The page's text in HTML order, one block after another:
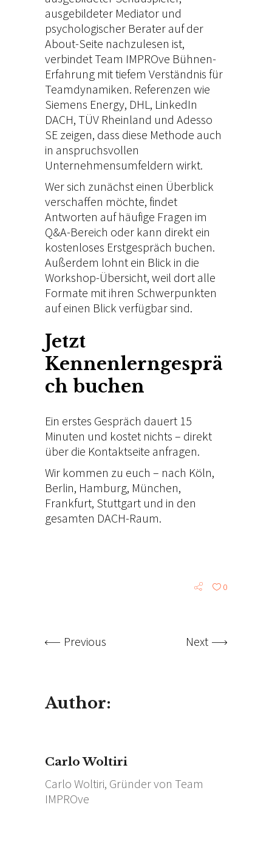
ausgebildeter Mediator und
psychologischer Berater auf der
About-Seite nachzulesen ist,
verbindet Team IMPROve Bühnen-
Erfahrung mit tiefem Verständnis für
Teamdynamiken. Referenzen wie
Siemens Energy, DHL, LinkedIn
DACH, TÜV Rheinland und Adesso
SE zeigen, dass diese Methode auch
in anspruchsvollen
Unternehmensumfeldern wirkt.
Wer sich zunächst einen Überblick
verschaffen möchte, findet
Antworten auf häufige Fragen im
Q&A-Bereich oder kann direkt ein
kostenloses Erstgespräch buchen.
Außerdem lohnt ein Blick in die
Workshop-Übersicht, weil dort alle
Formate mit ihren Schwerpunkten
auf einen Blick verfügbar sind.
Jetzt
Kennenlerngesprä
ch buchen
Ein erstes Gespräch dauert 15
Minuten und kostet nichts – direkt
über die Kontaktseite anfragen.
Wir kommen zu euch – nach Köln,
Berlin, Hamburg, München,
Frankfurt, Stuttgart und in den
gesamten DACH-Raum.
0
Previous Next
Author:
Carlo Woltiri
Carlo Woltiri, Gründer von Team
IMPROve